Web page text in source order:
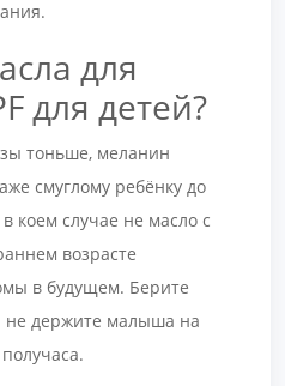
для
для детей?
тоньше, меланин
смуглому ребёнку до
коем случае не масло с
возрасте
в будущем. Берите
не держите малыша на